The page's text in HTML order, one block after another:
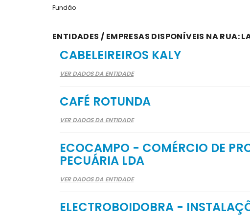
Fundão
ENTIDADES / EMPRESAS DISPONÍVEIS NA RUA:
CABELEIREIROS KALY
VER DADOS DA ENTIDADE
CAFÉ ROTUNDA
VER DADOS DA ENTIDADE
ECOCAMPO - COMÉRCIO DE
PECUÁRIA LDA
VER DADOS DA ENTIDADE
ELECTROBOIDOBRA -